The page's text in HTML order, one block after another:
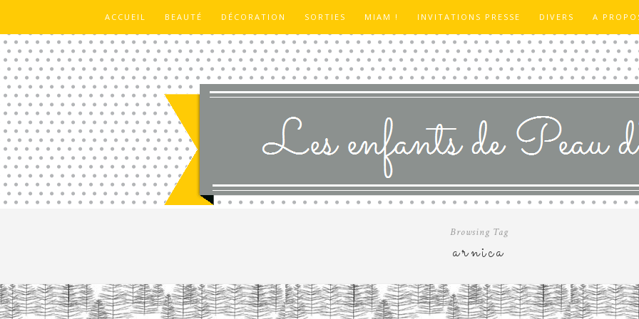
ACCUEIL BEAUTÉ DÉCORATION SORTIES MIAM ! INVITATIONS PRESSE DIVERS A
Browsing Tag
arnica